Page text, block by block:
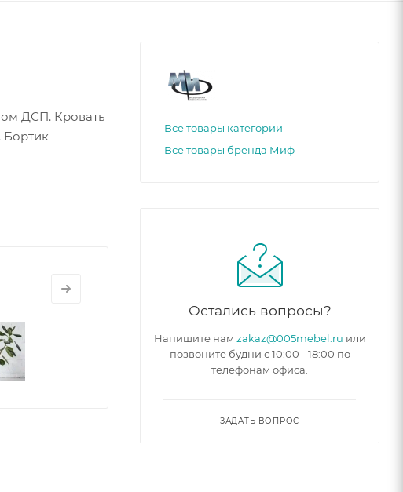
ДСП. Кровать
Все товары категории
Все товары бренда Миф
Остались вопросы?
Напишите нам zakaz@005mebel.ru или
позвоните будни с 10:00 - 18:00 по
телефонам офиса.
ЗАДАТЬ ВОПРОС